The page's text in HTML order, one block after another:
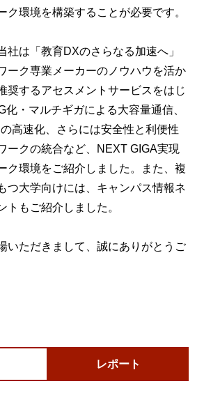
ク環境を構築することが必要です。
社は「教育DXのさらなる加速へ」
ーク専業メーカーのノウハウを活か
奨するアセスメントサービスをはじ
化・マルチギガによる大容量通信、
高速化、さらには安全性と利便性
ークの統合など、NEXT GIGA実現
ク環境をご紹介しました。また、複
つ大学向けには、キャンパス情報ネ
トもご紹介しました。
いただきまして、誠にありがとうご
レポート